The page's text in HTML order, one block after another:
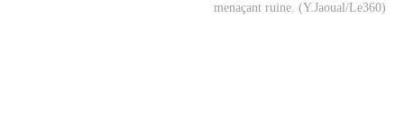
menaçant ruine. (Y.Jaoual/Le360)